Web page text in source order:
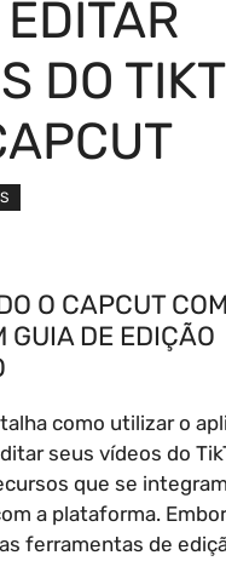
DO
O CAPCUT
GUIA DE EDIÇÃO
como utilizar o
seus vídeos do
que se integram
a plataforma.
ferramentas de